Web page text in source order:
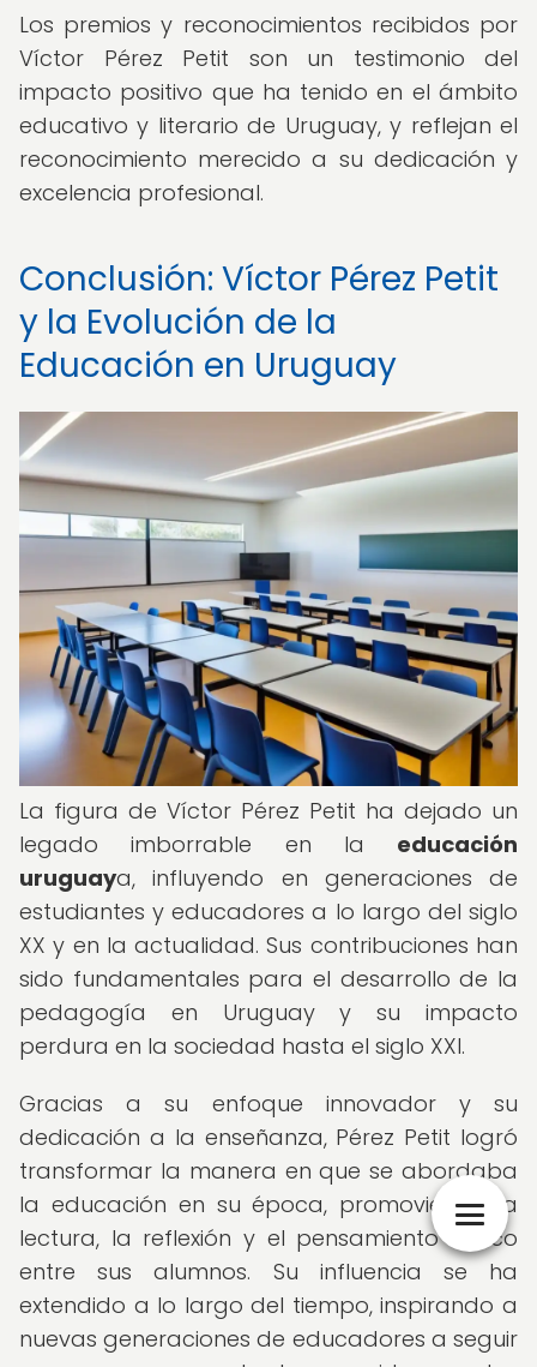
Los premios y reconocimientos recibidos por
Víctor Pérez Petit son un testimonio del
impacto positivo que ha tenido en el ámbito
educativo y literario de Uruguay, y reflejan el
reconocimiento merecido a su dedicación y
excelencia profesional.
Conclusión: Víctor Pérez Petit
y la Evolución de la
Educación en Uruguay
La figura de Víctor Pérez Petit ha dejado un
legado imborrable en la educación
uruguaya, influyendo en generaciones de
estudiantes y educadores a lo largo del siglo
XX y en la actualidad. Sus contribuciones han
sido fundamentales para el desarrollo de la
pedagogía en Uruguay y su impacto
perdura en la sociedad hasta el siglo XXI.
Gracias a su enfoque innovador y su
dedicación a la enseñanza, Pérez Petit logró
transformar la manera en que se abordaba
la educación en su época, promoviendo la
lectura, la reflexión y el pensamiento crítico
entre sus alumnos. Su influencia se ha
extendido a lo largo del tiempo, inspirando a
nuevas generaciones de educadores a seguir